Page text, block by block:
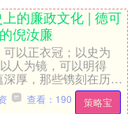
的廉政文化 | 德可
倪汝廉
以正衣冠；以史为
人为镜，可以明得
深厚，那些镌刻在历史
既如星河般璀璨夺
....
策略宝
查看：190